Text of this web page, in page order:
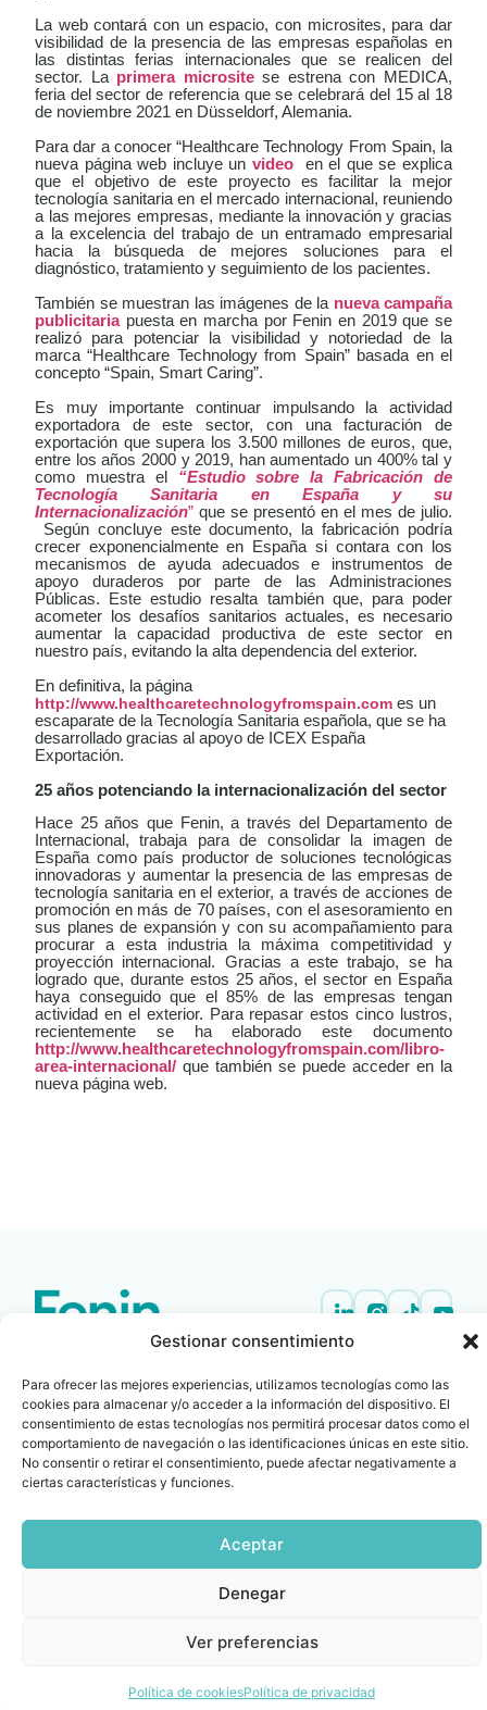
Gestionar consentimiento
Para ofrecer las mejores experiencias, utilizamos tecnologías como las
cookies para almacenar y/o acceder a la información del dispositivo. El
consentimiento de estas tecnologías nos permitirá procesar datos como el
comportamiento de navegación o las identificaciones únicas en este sitio.
No consentir o retirar el consentimiento, puede afectar negativamente a
ciertas características y funciones.
Aceptar
Denegar
Ver preferencias
Política de cookiesPolítica de privacidad
La web contará con un espacio, con microsites, para dar
visibilidad de la presencia de las empresas españolas en
las distintas ferias internacionales que se realicen del
sector. La primera micrositese estrena con MEDICA,
feria del sector de referencia que se celebrará del 15 al 18
de noviembre 2021 en Düsseldorf, Alemania.
Para dar a conocer “Healthcare Technology From Spain, la
nueva página web incluye un video
en el que se explica
que el objetivo de este proyecto es facilitar la mejor
tecnología sanitaria en el mercado internacional, reuniendo
a las mejores empresas, mediante la innovación y gracias
a la excelencia del trabajo de un entramado empresarial
hacia la búsqueda de mejores soluciones para el
diagnóstico, tratamiento y seguimiento de los pacientes.
También se muestran las imágenes de la nueva campaña
publicitariapuesta en marcha por Fenin en 2019 que se
realizó para potenciar la visibilidad y notoriedad de la
marca “Healthcare Technology from Spain” basada en el
concepto “Spain, Smart Caring”.
Es muy importante continuar impulsando la actividad
exportadora de este sector, con una facturación de
exportación que supera los 3.500 millones de euros, que,
entre los años 2000 y 2019, han aumentado un 400% tal y
como muestra el
“Estudio sobre la Fabricación de
Tecnología Sanitaria en España y su
Internacionalización” que se presentó en el mes de julio.
Según concluye este documento, la fabricación podría
crecer exponencialmente en España si contara con los
mecanismos de ayuda adecuados e instrumentos de
apoyo duraderos por parte de las Administraciones
Públicas. Este estudio resalta también que, para poder
acometer los desafíos sanitarios actuales, es necesario
aumentar la capacidad productiva de este sector en
nuestro país, evitando la alta dependencia del exterior.
En definitiva, la página
http://www.healthcaretechnologyfromspain.com es un
escaparate de la Tecnología Sanitaria española, que se ha
desarrollado gracias al apoyo de ICEX España
Exportación.
25 años potenciando la internacionalización del sector
Hace 25 años que Fenin, a través del Departamento de
Internacional, trabaja para de consolidar la imagen de
España como país productor de soluciones tecnológicas
innovadoras y aumentar la presencia de las empresas de
tecnología sanitaria en el exterior, a través de acciones de
promoción en más de 70 países, con el asesoramiento en
sus planes de expansión y con su acompañamiento para
procurar a esta industria la máxima competitividad y
proyección internacional. Gracias a este trabajo, se ha
logrado que, durante estos 25 años, el sector en España
haya conseguido que el 85% de las empresas tengan
actividad en el exterior. Para repasar estos cinco lustros,
recientemente se ha elaborado este documento
http://www.healthcaretechnologyfromspain.com/libro-
area-internacional/ que también se puede acceder en la
nueva página web.
C/ Villanueva, 20 - 1-
28001
915 759 800
Oficina Barcelona
Travesera de Gracia, 56 -
1º, 3ª 08006
932 014 655
Copyright © 2025 FENIN |